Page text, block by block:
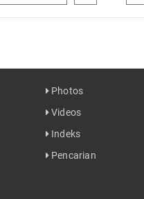
Photos
Videos
Indeks
Pencarian